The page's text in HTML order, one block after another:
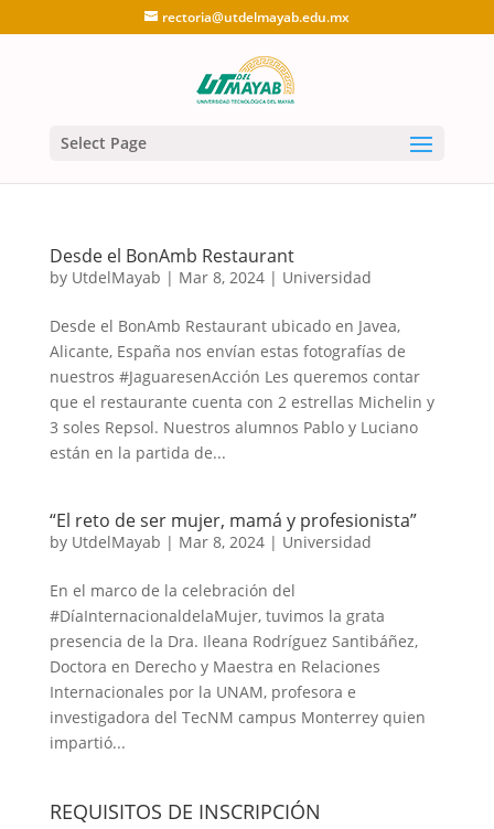
rectoria@utdelmayab.edu.mx
Select Page
Desde el BonAmb Restaurant
by UtdelMayab | Mar 8, 2024| Universidad
Desde el BonAmb Restaurant ubicado en Javea,
Alicante, España nos envían estas fotografías de
nuestros #JaguaresenAcción Les queremos contar
que el restaurante cuenta con 2 estrellas Michelin y
3 soles Repsol. Nuestros alumnos Pablo y Luciano
están en la partida de...
“El reto de ser mujer, mamá y profesionista”
by UtdelMayab | Mar 8, 2024| Universidad
En el marco de la celebración del
#DíaInternacionaldelaMujer, tuvimos la grata
presencia de la Dra. Ileana Rodríguez Santibáñez,
Doctora en Derecho y Maestra en Relaciones
Internacionales por la UNAM, profesora e
investigadora del TecNM campus Monterrey quien
impartió...
REQUISITOS DE INSCRIPCIÓN